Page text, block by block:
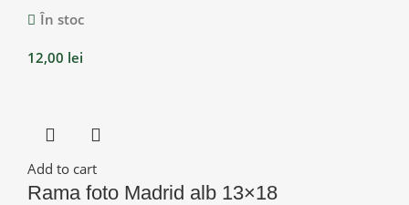
În stoc
12,00 lei
Add to cart
Rama foto Madrid alb 13×18